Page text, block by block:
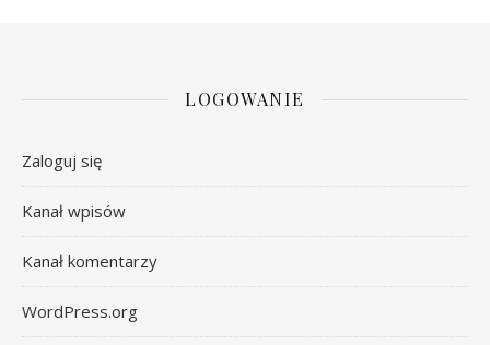
LOGOWANIE
Zaloguj się
Kanał wpisów
Kanał komentarzy
WordPress.org